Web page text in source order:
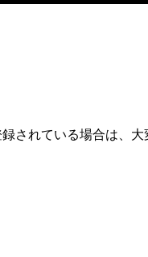
されている場合は、